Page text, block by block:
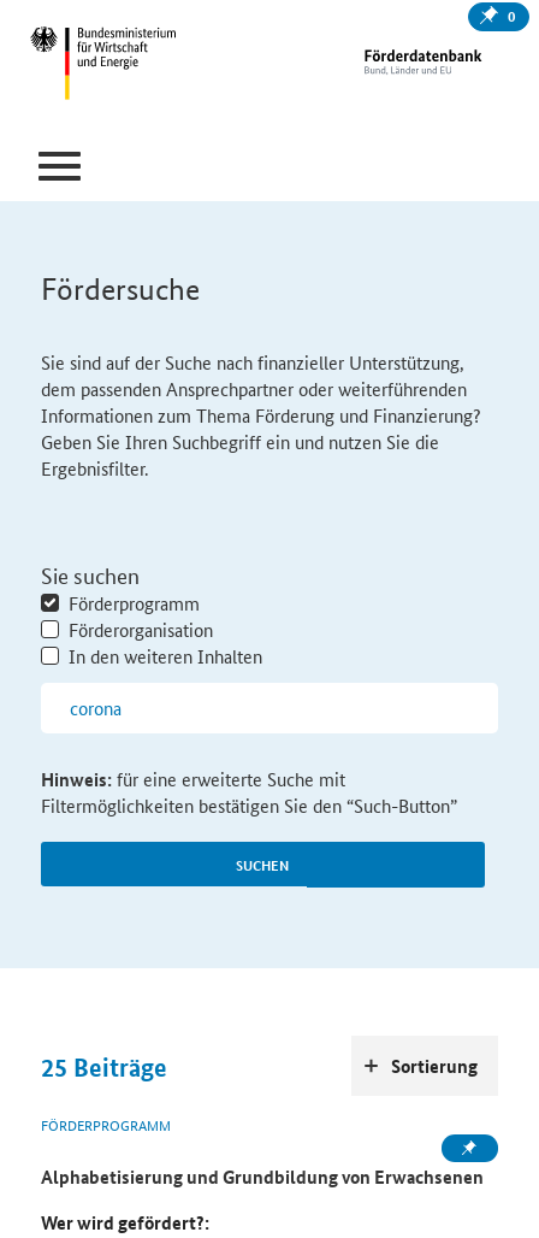
0
Fördersuche
Sie sind auf der Suche nach finanzieller Unterstützung,
dem passenden Ansprechpartner oder weiterführenden
Informationen zum Thema Förderung und Finanzierung?
Geben Sie Ihren Suchbegriff ein und nutzen Sie die
Ergebnisfilter.
Sie suchen
Förderprogramm
Förderorganisation
In den weiteren Inhalten
SUCHEN
Hinweis:für eine erweiterte Suche mit
Filtermöglichkeiten bestätigen Sie den “Such-Button”
25 Beiträge
FÖRDERPROGRAMM
Alphabetisierung und Grundbildung von Erwachsenen
Wer wird gefördert?:
Sortierung